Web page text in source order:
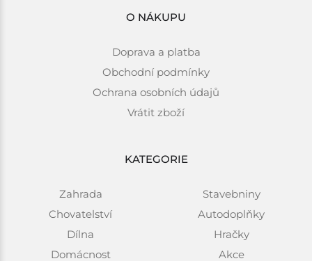
O NÁKUPU
Doprava a platba
Obchodní podmínky
Ochrana osobních údajů
Vrátit zboží
KATEGORIE
Zahrada
Chovatelství
Dílna
Domácnost
Stavebniny
Autodoplňky
Hračky
Akce